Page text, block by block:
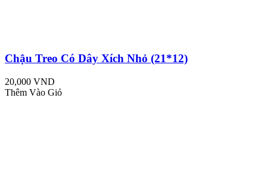
Chậu Treo Có Dây Xích Nhỏ (21*12)
20,000 VND
Thêm Vào Giỏ